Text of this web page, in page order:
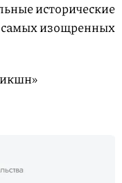
исторические
самых изощренных